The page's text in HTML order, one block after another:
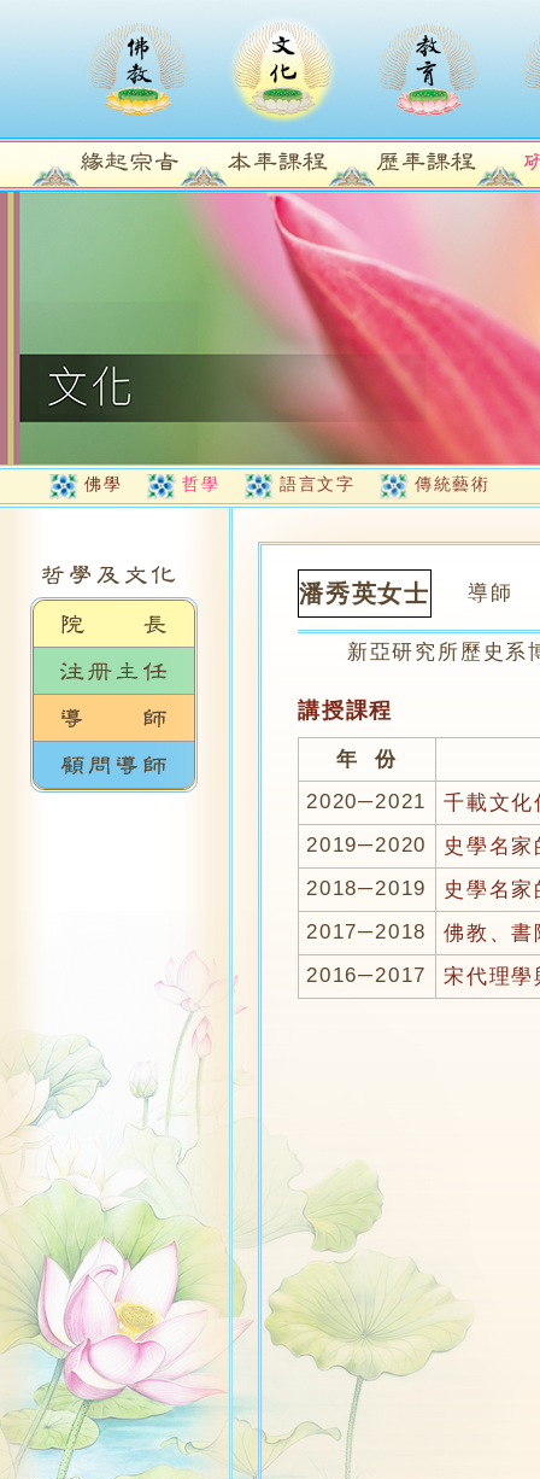
佛學 哲學 語言文字 傳統藝術
潘秀英女士 導師
新亞研究所歷史系博
講授課程
年 份
2020─2021
千載文
2019─2020
史學名
2018─2019
史學名
2017─2018
佛教、書
2016─2017
宋代理學